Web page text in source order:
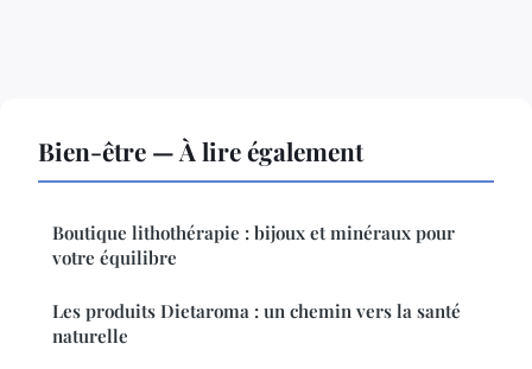
Bien-être — À lire également
Boutique lithothérapie : bijoux et minéraux pour
votre équilibre
Les produits Dietaroma : un chemin vers la santé
naturelle